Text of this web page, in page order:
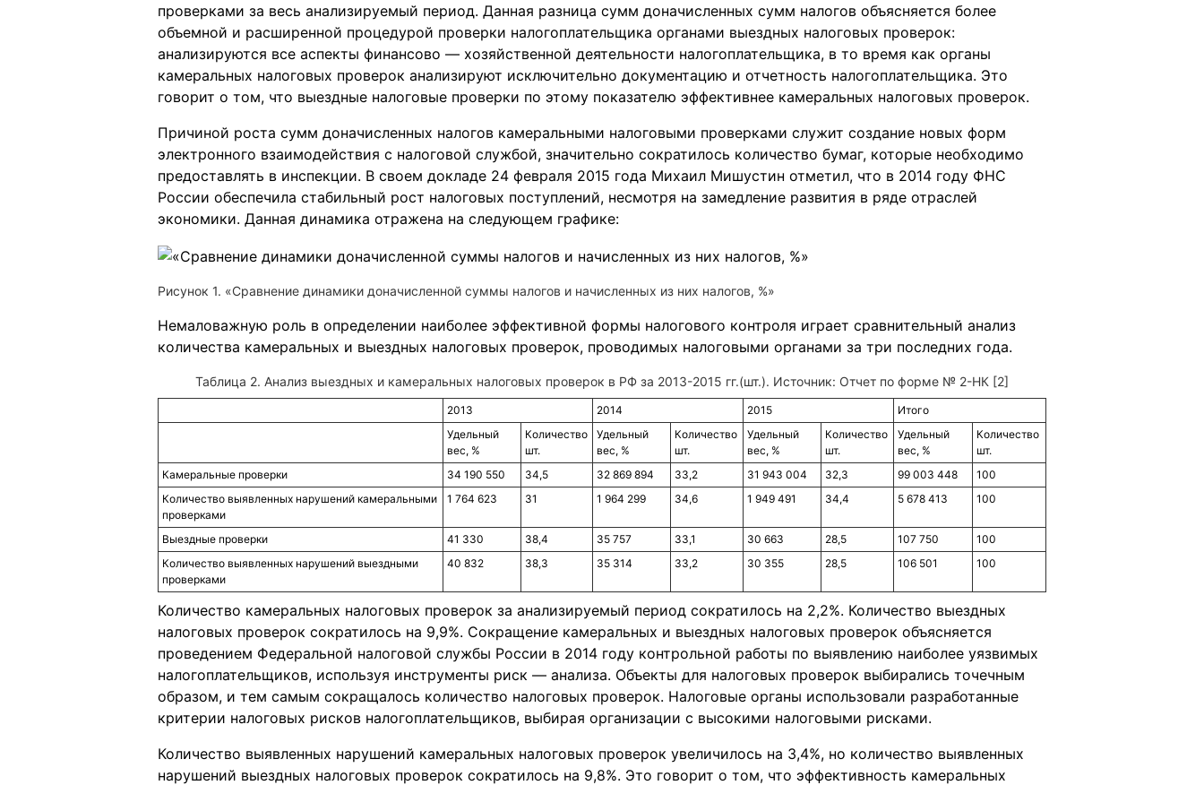
проверками за весь анализируемый период. Данная разница сумм доначисленных сумм налогов объясняется более
объемной и расширенной процедурой проверки налогоплательщика органами выездных налоговых проверок:
анализируются все аспекты финансово — хозяйственной деятельности налогоплательщика, в то время как органы
камеральных налоговых проверок анализируют исключительно документацию и отчетность налогоплательщика. Это
говорит о том, что выездные налоговые проверки по этому показателю эффективнее камеральных налоговых проверок.
Причиной роста сумм доначисленных налогов камеральными налоговыми проверками служит создание новых форм
электронного взаимодействия с налоговой службой, значительно сократилось количество бумаг, которые необходимо
предоставлять в инспекции. В своем докладе 24 февраля 2015 года Михаил Мишустин отметил, что в 2014 году ФНС
России обеспечила стабильный рост налоговых поступлений, несмотря на замедление развития в ряде отраслей
экономики. Данная динамика отражена на следующем графике:
Рисунок 1. «Сравнение динамики доначисленной суммы налогов и начисленных из них налогов, %»
Немаловажную роль в определении наиболее эффективной формы налогового контроля играет сравнительный анализ
количества камеральных и выездных налоговых проверок, проводимых налоговыми органами за три последних года.
Таблица 2. Анализ выездных и камеральных налоговых проверок в РФ за 2013-2015 гг.(шт.). Источник: Отчет по форме № 2-НК [2]
2013 2014 2015
Итого
Удельный
вес, %
Количество
шт.
Удельный
вес, %
Количество
шт.
Удельный
вес, %
Количество
шт.
Удельный
вес, %
Количество
шт.
Камеральные проверки
34 190 550 34,5 32 869 894 33,2 31 943 004 32,3 99 003 448
100
Количество выявленных нарушений камеральными
проверками
1 764 623 31 1 964 299 34,6 1 949 491 34,4 5 678 413 100
Выездные проверки 41 330 38,4 35 757 33,1 30 663 28,5 107 750
100
Количество выявленных нарушений выездными
проверками
40 832 38,3 35 314 33,2 30 355 28,5 106 501 100
Количество камеральных налоговых проверок за анализируемый период сократилось на 2,2%. Количество выездных
налоговых проверок сократилось на 9,9%. Сокращение камеральных и выездных налоговых проверок объясняется
проведением Федеральной налоговой службы России в 2014 году контрольной работы по выявлению наиболее уязвимых
налогоплательщиков, используя инструменты риск — анализа. Объекты для налоговых проверок выбирались точечным
образом, и тем самым сокращалось количество налоговых проверок. Налоговые органы использовали разработанные
критерии налоговых рисков налогоплательщиков, выбирая организации с высокими налоговыми рисками.
Количество выявленных нарушений камеральных налоговых проверок увеличилось на 3,4%, но количество выявленных
нарушений выездных налоговых проверок сократилось на 9,8%. Это говорит о том, что эффективность камеральных